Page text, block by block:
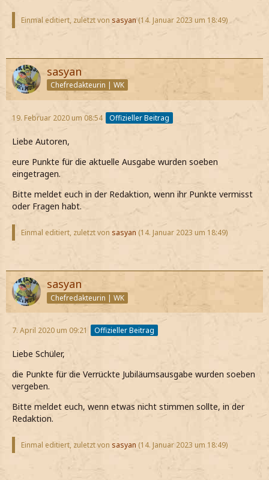
Einmal editiert, zuletzt von sasyan(14. Januar 2023 um 18:49)
sasyan
Chefredakteurin | WK
19. Februar 2020 um 08:54 Offizieller Beitrag
Liebe Autoren,
eure Punkte für die aktuelle Ausgabe wurden soeben
eingetragen.
Bitte meldet euch in der Redaktion, wenn ihr Punkte vermisst
oder Fragen habt.
Einmal editiert, zuletzt von sasyan (14. Januar 2023 um 18:49)
sasyan
Chefredakteurin | WK
7. April 2020 um 09:21 Offizieller Beitrag
Liebe Schüler,
die Punkte für die Verrückte Jubiläumsausgabe wurden soeben
vergeben.
Bitte meldet euch, wenn etwas nicht stimmen sollte, in der
Redaktion.
Einmal editiert, zuletzt von sasyan (14. Januar 2023 um 18:49)